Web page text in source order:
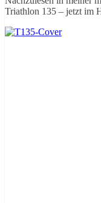
Triathlon 135 – jetzt im